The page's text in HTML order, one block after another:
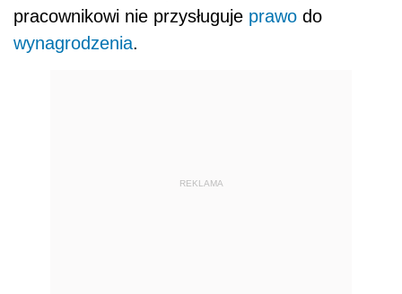
pracownikowi nie przysługuje prawo do
wynagrodzenia.
REKLAMA